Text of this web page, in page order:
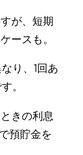
が、短期
ースも。
り、1回あ
。
きの利息
預貯金を